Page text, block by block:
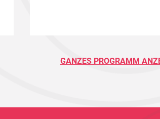
GANZES PROGRAMM